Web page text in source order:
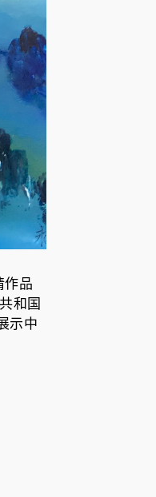
作品
和国
示中